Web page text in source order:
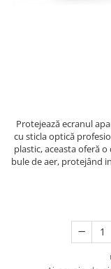
Filtre tip Cokin
Filtre White Balance
Accesorii filtre
Convertoare pe
Blitz-uri TTL -
Protejează ecranul
cu sticla optică
plastic, aceasta oferă
bule de aer, protejând